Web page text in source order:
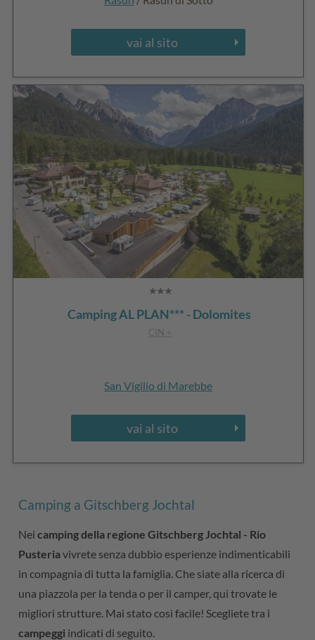
vai al sito
Camping AL PLAN*** - Dolomites
CIN +
San Vigilio di Marebbe
vai al sito
Camping a Gitschberg Jochtal
Neicamping della regione Gitschberg Jochtal - Rio
Pusteriavivrete senza dubbio esperienze indimenticabili
in compagnia di tutta la famiglia. Che siate alla ricerca di
una piazzola per la tenda o per il camper, qui trovate le
migliori strutture. Mai stato così facile! Scegliete tra i
campeggi indicati di seguito.